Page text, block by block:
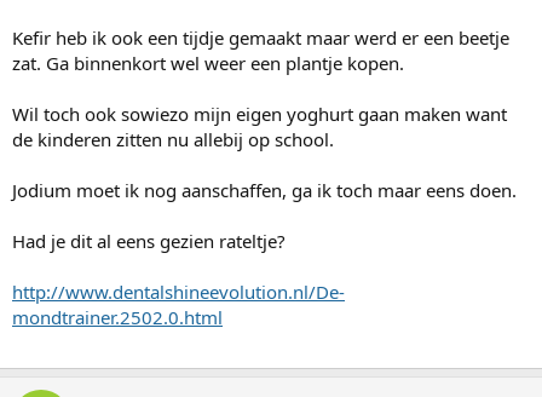
Kefir heb ik ook een tijdje gemaakt maar werd er een beetje
zat. Ga binnenkort wel weer een plantje kopen.
Wil toch ook sowiezo mijn eigen yoghurt gaan maken want
de kinderen zitten nu allebij op school.
Jodium moet ik nog aanschaffen, ga ik toch maar eens doen.
Had je dit al eens gezien rateltje?
http://www.dentalshineevolution.nl/De-
mondtrainer.2502.0.html